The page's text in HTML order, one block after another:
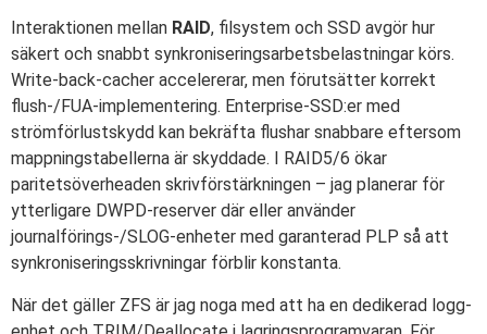
Interaktionen mellan RAID, filsystem och SSD avgör hur
säkert och snabbt synkroniseringsarbetsbelastningar körs.
Write-back-cacher accelererar, men förutsätter korrekt
flush-/FUA-implementering. Enterprise-SSD:er med
strömförlustskydd kan bekräfta flushar snabbare eftersom
mappningstabellerna är skyddade. I RAID5/6 ökar
paritetsöverheaden skrivförstärkningen – jag planerar för
ytterligare DWPD-reserver där eller använder
journalförings-/SLOG-enheter med garanterad PLP så att
synkroniseringsskrivningar förblir konstanta.
När det gäller ZFS är jag noga med att ha en dedikerad logg-